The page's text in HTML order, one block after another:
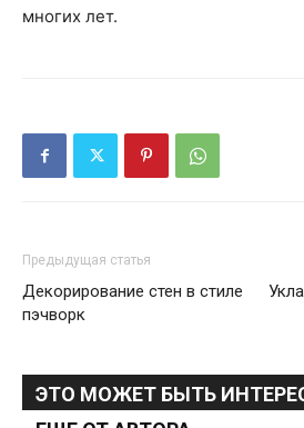
многих лет.
Предыдущая статья
Декорирование стен в стиле
пэчворк
ЭТО МОЖЕТ БЫТЬ